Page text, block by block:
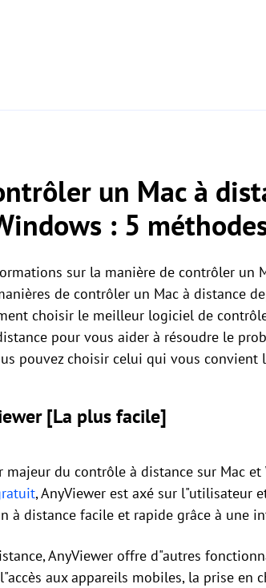
un Mac à
: 5
sur la manière de contrôler
de contrôler un Mac à distance
choisir le meilleur logiciel de
pour vous aider à résoudre le
pouvez choisir celui qui vous convient
[La plus facile]
majeur du contrôle à distance sur Mac
, AnyViewer est axé sur l"utilisateur
à distance facile et rapide grâce à une
AnyViewer offre d"autres
aux appareils mobiles, la prise en